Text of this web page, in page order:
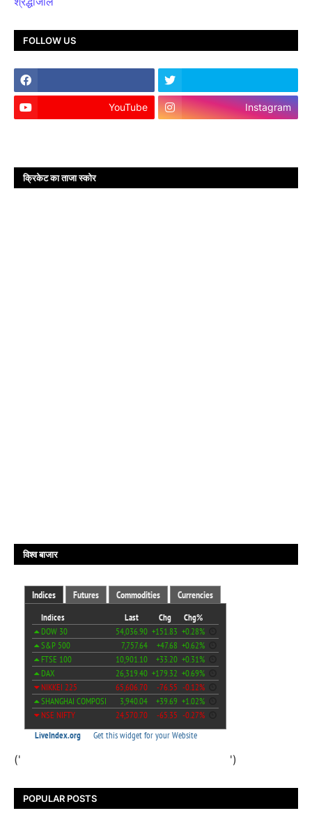
FOLLOW US
YouTube Instagram
क्रिकेट का ताजा स्कोर
विश्व बाजार
(' ')
POPULAR POSTS